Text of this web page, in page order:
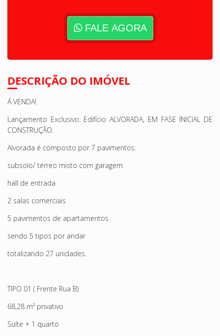
FALE AGORA
DESCRIÇÃO DO IMÓVEL
Á VENDA!
Lançamento Exclusivo: Edifício ALVORADA, EM FASE INICIAL DE
CONSTRUÇÃO.
Alvorada é composto por 7 pavimentos:
subsolo/ térreo misto com garagem
hall de entrada
2 salas comerciais
5 pavimentos de apartamentos
sendo 5 tipos por andar
totalizando 27 unidades.
TIPO 01 ( Frente Rua B)
68,28 m² privativo
Suíte + 1 quarto